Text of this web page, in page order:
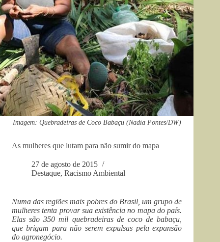
Imagem: Quebradeiras de Coco Babaçu (Nadia Pontes/DW)
As mulheres que lutam para não sumir do mapa
27 de agosto de 2015
Destaque, Racismo Ambiental
Numa das regiões mais pobres do Brasil, um grupo de
mulheres tenta provar sua existência no mapa do país.
Elas são 350 mil quebradeiras de coco de babaçu,
que brigam para não serem expulsas pela expansão
do agronegócio.